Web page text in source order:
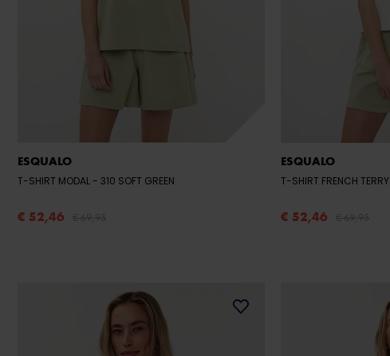
ESQUALO
T-SHIRT MODAL - 310 SOFT GREEN
€ 52,46
ESQUALO
T-SHIRT FRENCH TERRY
€ 52,46